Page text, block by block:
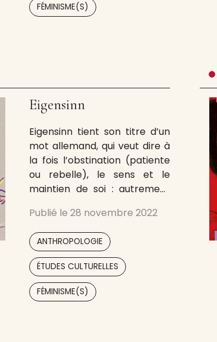
rage
FÉMINISME(S)
Eigensinn
Eigensinn tient son titre d’un
mot allemand, qui veut dire à
la fois l’obstination (patiente
ou rebelle), le sens et le
maintien de soi : autrement
diverses formes
d’entêtement, tant
individuelles que collectives.
On l’utilise à la fois pour
nommer l’indocilité de
l’enfant dans le conte des
frères Grimm (« Das
Publié le 28 novembre 2022
ANTHROPOLOGIE
ÉTUDES CULTURELLES
FÉMINISME(S)